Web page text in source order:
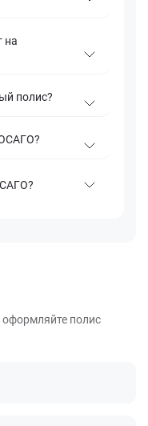
на
полис?
ОСАГО?
оформляйте полис